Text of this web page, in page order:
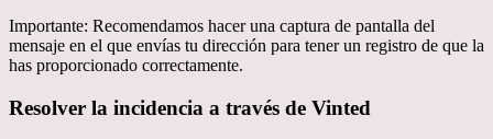
Importante: Recomendamos hacer una captura de pantalla del
mensaje en el que envías tu dirección para tener un registro de que la
has proporcionado correctamente.
Resolver la incidencia a través de Vinted